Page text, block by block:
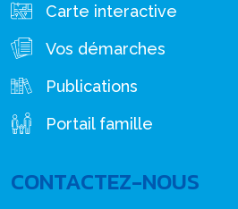
Carte interactive
Vos démarches
Publications
Portail famille
CONTACTEZ-NOUS